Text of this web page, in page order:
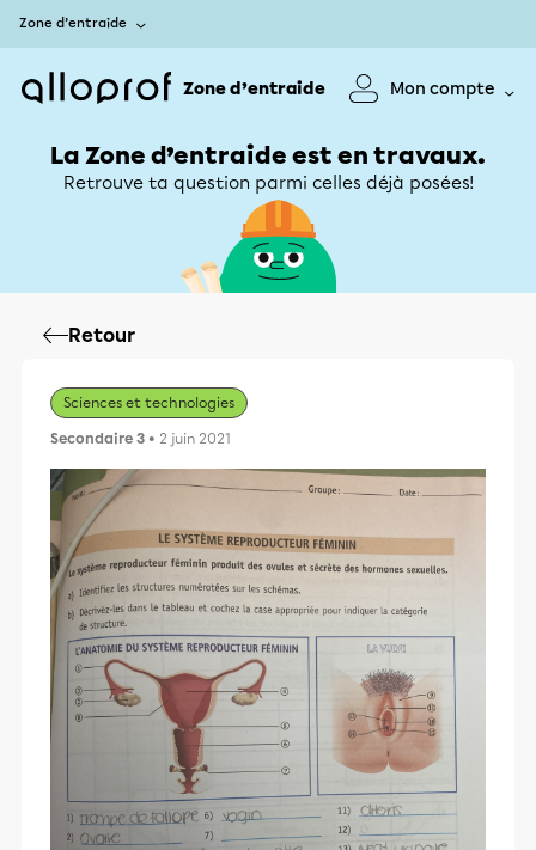
Zone d’entraide
Zone d’entraide Mon compte
La Zone d’entraide est en travaux.
Retrouve ta question parmi celles déjà posées!
Retour
Sciences et technologies
Secondaire 3 • 2 juin 2021